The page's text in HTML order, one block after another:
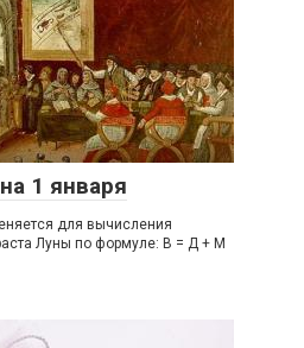
1 января
для вычисления
Луны по формуле: В = Д + М